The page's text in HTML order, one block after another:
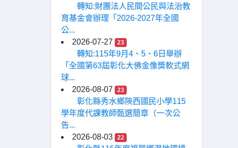
轉知:財團法人民間公民與法治教
育基金會辦理「2026-2027年全國
公...
2026-07-27
23
轉知:115年9月4、5、6日舉辦
「全國第63屆彰化大佛金像獎軟式網
球...
2026-08-07
23
彰化縣秀水鄉陝西國民小學115
學年度代課教師甄選簡章（一次公
告...
2026-08-03
22